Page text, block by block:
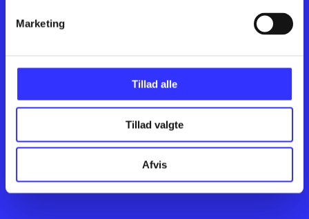
Marketing
Tillad alle
Tillad valgte
Afvis Feedback
Kontakt os
English
Artikler
Film
Musik
Noder